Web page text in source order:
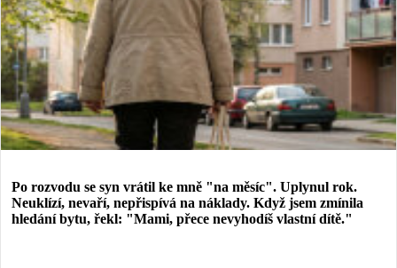
Po rozvodu se syn vrátil ke mně "na měsíc". Uplynul rok.
Neuklízí, nevaří, nepřispívá na náklady. Když jsem zmínila
hledání bytu, řekl: "Mami, přece nevyhodíš vlastní dítě."